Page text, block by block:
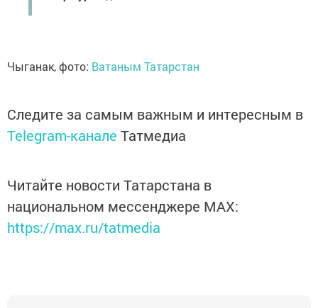
Чыганак, фото: Ватаным Татарстан
Следите за самым важным и интересным в
Telegram-канале Татмедиа
Читайте новости Татарстана в
национальном мессенджере MАХ:
https://max.ru/tatmedia